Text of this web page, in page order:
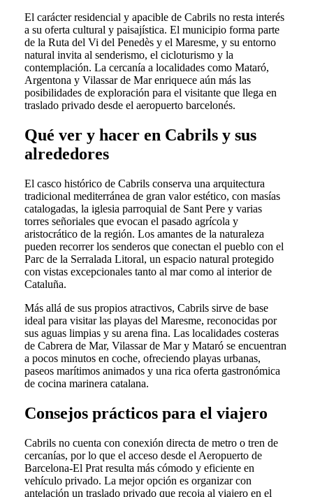
El carácter residencial y apacible de Cabrils no resta interés
a su oferta cultural y paisajística. El municipio forma parte
de la Ruta del Vi del Penedès y el Maresme, y su entorno
natural invita al senderismo, el cicloturismo y la
contemplación. La cercanía a localidades como Mataró,
Argentona y Vilassar de Mar enriquece aún más las
posibilidades de exploración para el visitante que llega en
traslado privado desde el aeropuerto barcelonés.
Qué ver y hacer en Cabrils y sus
alrededores
El casco histórico de Cabrils conserva una arquitectura
tradicional mediterránea de gran valor estético, con masías
catalogadas, la iglesia parroquial de Sant Pere y varias
torres señoriales que evocan el pasado agrícola y
aristocrático de la región. Los amantes de la naturaleza
pueden recorrer los senderos que conectan el pueblo con el
Parc de la Serralada Litoral, un espacio natural protegido
con vistas excepcionales tanto al mar como al interior de
Cataluña.
Más allá de sus propios atractivos, Cabrils sirve de base
ideal para visitar las playas del Maresme, reconocidas por
sus aguas limpias y su arena fina. Las localidades costeras
de Cabrera de Mar, Vilassar de Mar y Mataró se encuentran
a pocos minutos en coche, ofreciendo playas urbanas,
paseos marítimos animados y una rica oferta gastronómica
de cocina marinera catalana.
Consejos prácticos para el viajero
Cabrils no cuenta con conexión directa de metro o tren de
cercanías, por lo que el acceso desde el Aeropuerto de
Barcelona-El Prat resulta más cómodo y eficiente en
vehículo privado. La mejor opción es organizar con
antelación un traslado privado que recoja al viajero en el